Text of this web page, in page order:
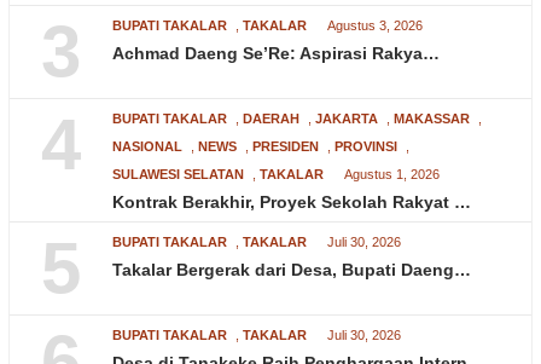
3 BUPATI TAKALAR TAKALAR Agustus 3, 2026
Achmad Daeng Se’Re: Aspirasi Rakya…
4 BUPATI TAKALAR DAERAH JAKARTA MAKASSAR
NASIONAL
NEWS PRESIDEN PROVINSI
SULAWESI SELATAN
TAKALAR Agustus 1, 2026
Kontrak Berakhir, Proyek Sekolah Rakyat …
5 BUPATI TAKALAR TAKALAR Juli 30, 2026
Takalar Bergerak dari Desa, Bupati Daeng…
BUPATI TAKALAR TAKALAR Juli 30, 2026